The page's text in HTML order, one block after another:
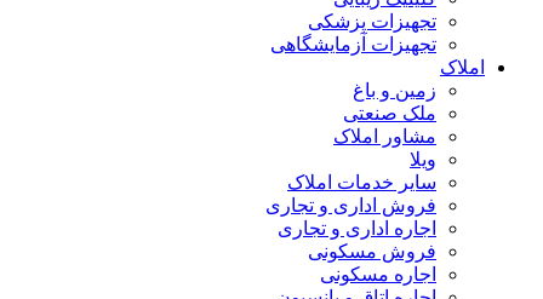
تجهیزات پزشکی
تجهیزات آزمایشگاهی
املاک
زمین و باغ
ملک صنعتی
مشاور املاک
ویلا
سایر خدمات املاک
فروش اداری و تجاری
اجاره اداری و تجاری
فروش مسکونی
اجاره مسکونی